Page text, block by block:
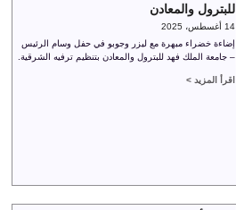
للبترول والمعادن
14 أغسطس، 2025
إضاءة خضراء مبهرة مع ليزر وجوبو في حفل وسام الرئيس
– جامعة الملك فهد للبترول والمعادن بتنظيم ترفيه الشرقية.
اقرأ المزيد >